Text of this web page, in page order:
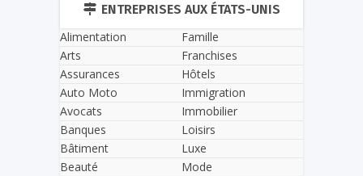
ENTREPRISES AUX ÉTATS-UNIS
Alimentation
Arts
Assurances
Auto Moto
Avocats
Banques
Bâtiment
Beauté
Famille
Franchises
Hôtels
Immigration
Immobilier
Loisirs
Luxe
Mode